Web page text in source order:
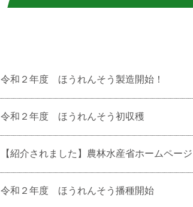
令和２年度 ほうれんそう製造開始！
令和２年度 ほうれんそう初収穫
【紹介されました】農林水産省ホームページ
令和２年度 ほうれんそう播種開始